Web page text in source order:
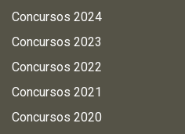
Concursos 2024
Concursos 2023
Concursos 2022
Concursos 2021
Concursos 2020